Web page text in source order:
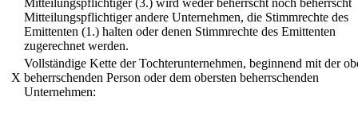
Mitteilungspflichtiger andere Unternehmen, die Stimmrechte des
Emittenten (1.) halten oder denen Stimmrechte des Emittenten
zugerechnet werden.
X
Vollständige Kette der Tochterunternehmen, beginnend mit der
beherrschenden Person oder dem obersten beherrschenden
Unternehmen: